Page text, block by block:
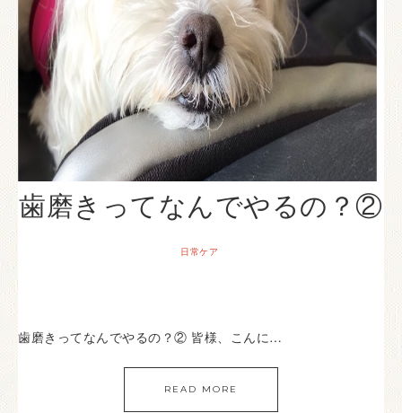
歯磨きってなんでやるの？②
日常ケア
歯磨きってなんでやるの？② 皆様、こんに…
READ MORE